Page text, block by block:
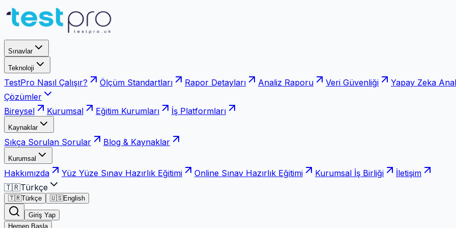
Sınavlar
Teknoloji
TestPro Nasıl Çalışır? Ölçüm Standartları Rapor Detayları Analiz Raporu Veri Güvenliği
Yapay Zeka
Çözümler
Bireysel
Kurumsal Eğitim Kurumları İş Platformları
Kaynaklar
Sıkça Sorulan Sorular Blog & Kaynaklar
Kurumsal
Hakkımızda Yüz Yüze Sınav Hazırlık Eğitimi Online Sınav Hazırlık Eğitimi Kurumsal İş Birliği
İletişim
🇹🇷Türkçe
🇹🇷Türkçe 🇺🇸English
Giriş Yap
Hemen Başla